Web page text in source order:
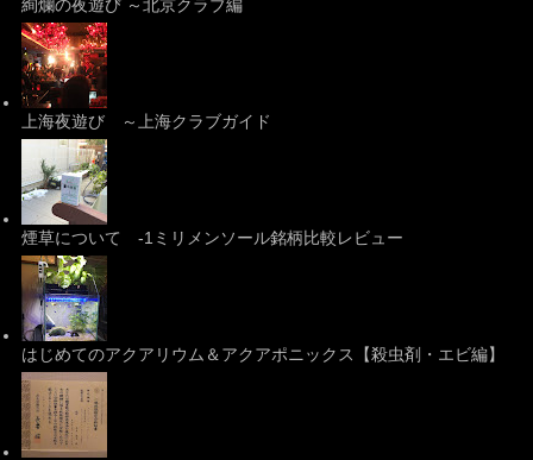
絢爛の夜遊び ～北京クラブ編
上海夜遊び ～上海クラブガイド
煙草について -1ミリメンソール銘柄比較レビュー
はじめてのアクアリウム＆アクアポニックス【殺虫剤・エビ編】